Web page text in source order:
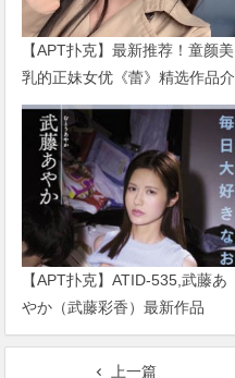
【APT扑克】最新推荐！童颜美
乳的正妹女优《蕾》精选作品介
绍……
【APT扑克】ATID-535,武藤あ
やか（武藤彩香）最新作品
2023/01/19发布！
上一篇